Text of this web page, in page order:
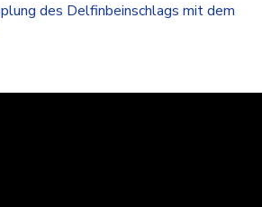
des Delfinbeinschlags mit dem